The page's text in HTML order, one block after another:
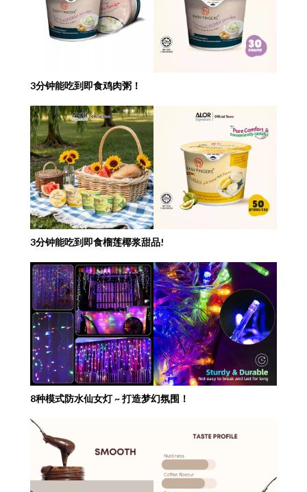
3分钟能吃到即食鸡肉粥！
3分钟能吃到即食榴莲椰浆甜品!
8种模式防水仙女灯 ~ 打造梦幻氛围！